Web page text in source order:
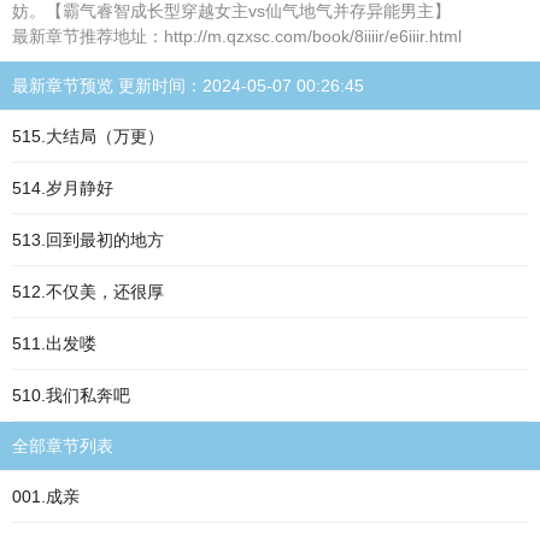
妨。【霸气睿智成长型穿越女主vs仙气地气并存异能男主】
最新章节推荐地址：http://m.qzxsc.com/book/8iiiir/e6iiir.html
最新章节预览 更新时间：2024-05-07 00:26:45
515.大结局（万更）
514.岁月静好
513.回到最初的地方
512.不仅美，还很厚
511.出发喽
510.我们私奔吧
全部章节列表
001.成亲